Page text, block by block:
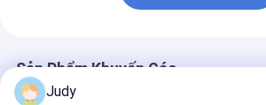
Sản Phẩm Khuyến Cáo
Judy